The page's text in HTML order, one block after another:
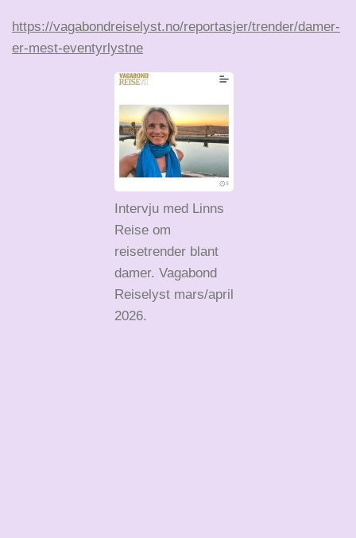
https://vagabondreiselyst.no/reportasjer/trender/damer-
er-mest-eventyrlystne
Intervju med Linns
Reise om
reisetrender blant
damer. Vagabond
Reiselyst mars/april
2026.